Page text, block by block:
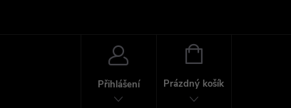
Přihlášení
NÁKUPNÍ
Prázdný košík